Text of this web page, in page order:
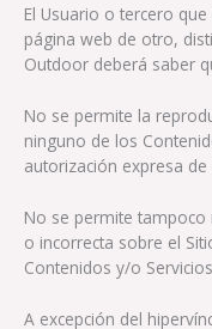
El Usuario o tercero
página web de otro,
Outdoor deberá saber
No se permite la
ninguno de los
autorización expresa de
No se permite tampoco
o incorrecta sobre el
Contenidos y/o
A excepción del